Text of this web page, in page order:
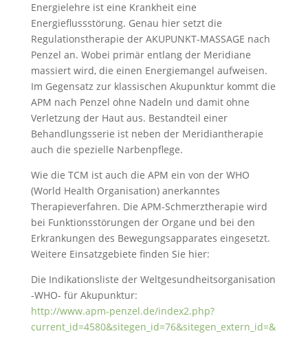
Energielehre ist eine Krankheit eine
Energieflussstörung. Genau hier setzt die
Regulationstherapie der AKUPUNKT-MASSAGE nach
Penzel an. Wobei primär entlang der Meridiane
massiert wird, die einen Energiemangel aufweisen.
Im Gegensatz zur klassischen Akupunktur kommt die
APM nach Penzel ohne Nadeln und damit ohne
Verletzung der Haut aus. Bestandteil einer
Behandlungsserie ist neben der Meridiantherapie
auch die spezielle Narbenpflege.
Wie die TCM ist auch die APM ein von der WHO
(World Health Organisation) anerkanntes
Therapieverfahren. Die APM-Schmerztherapie wird
bei Funktionsstörungen der Organe und bei den
Erkrankungen des Bewegungsapparates eingesetzt.
Weitere Einsatzgebiete finden Sie hier:
Die Indikationsliste der Weltgesundheitsorganisation
-WHO- für Akupunktur:
http://www.apm-penzel.de/index2.php?
current_id=4580&sitegen_id=76&sitegen_extern_id=&